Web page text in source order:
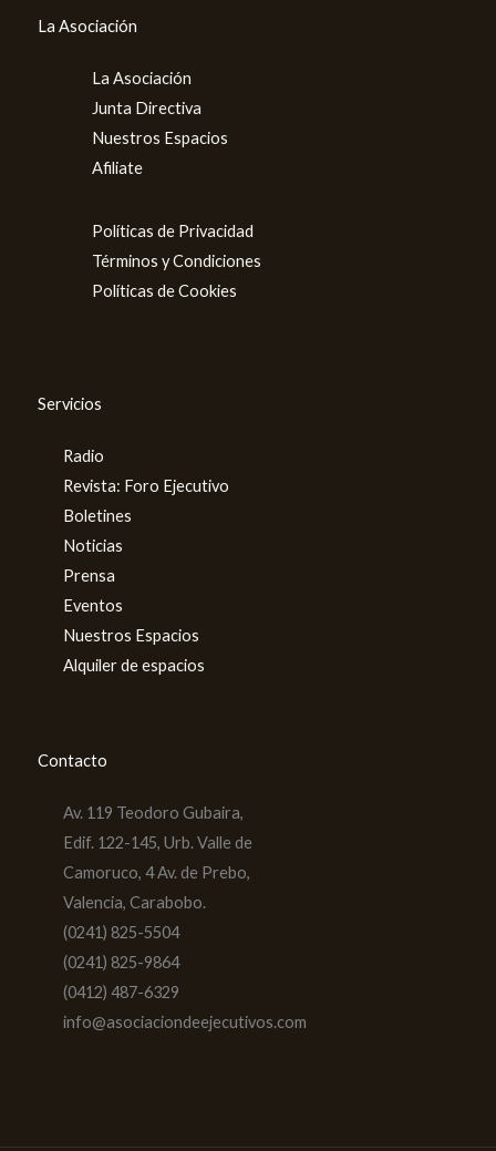
La Asociación
La Asociación
Junta Directiva
Nuestros Espacios
Afiliate
Políticas de Privacidad
Términos y Condiciones
Políticas de Cookies
Servicios
Radio
Revista: Foro Ejecutivo
Boletines
Noticias
Prensa
Eventos
Nuestros Espacios
Alquiler de espacios
Contacto
Av. 119 Teodoro Gubaira,
Edif. 122-145, Urb. Valle de
Camoruco, 4 Av. de Prebo,
Valencia, Carabobo.
(0241) 825-5504
(0241) 825-9864
(0412) 487-6329
info@asociaciondeejecutivos.com